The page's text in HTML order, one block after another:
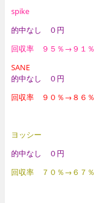
spike
的中なし ０円
回収率 ９５％→９１％
SANE
的中なし ０円
回収率 ９０％→８６％
ヨッシー
的中なし ０円
回収率 ７０％→６７％